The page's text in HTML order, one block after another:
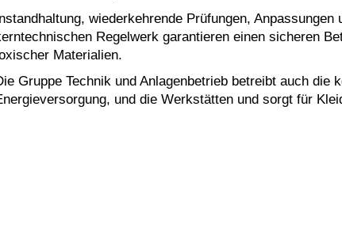
wiederkehrende Prüfungen,
Regelwerk garantieren einen sicheren
Materialien.
Gruppe Technik und Anlagenbetrieb betreibt auch die
und die Werkstätten und sorgt für